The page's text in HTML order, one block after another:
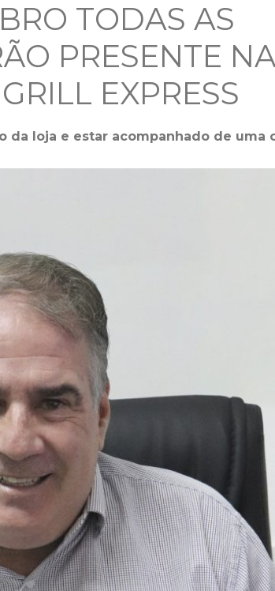
TODAS AS
PRESENTE
EXPRESS
da loja e estar acompanhado de uma